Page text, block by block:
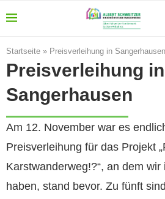
Startseite » Preisverleihung in Sangerhausen
Preisverleihung in
Sangerhausen
Am 12. November war es
Preisverleihung für das Projekt
Karstwanderweg!?“, an dem
haben, stand bevor. Zu fünft